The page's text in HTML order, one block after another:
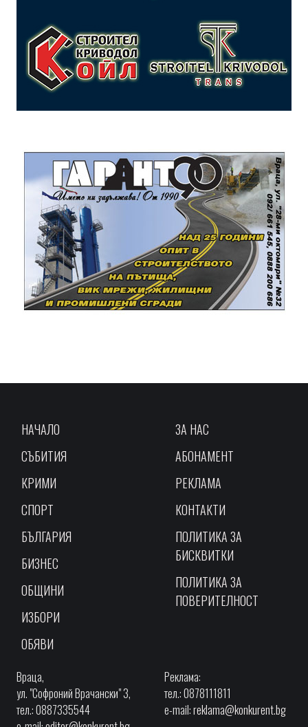
НАЧАЛО
СЪБИТИЯ
КРИМИ
СПОРТ
БЪЛГАРИЯ
БИЗНЕС
ОБЩИНИ
ИЗБОРИ
ОБЯВИ
ЗА НАС
АБОНАМЕНТ
РЕКЛАМА
КОНТАКТИ
ПОЛИТИКА ЗА
БИСКВИТКИ
ПОЛИТИКА ЗА
ПОВЕРИТЕЛНОСТ
Враца,
ул. "Софроний Врачански" 3,
тел.: 0887335544
Реклама:
тел.: 0878111811
e-mail:reklama@konkurent.bg